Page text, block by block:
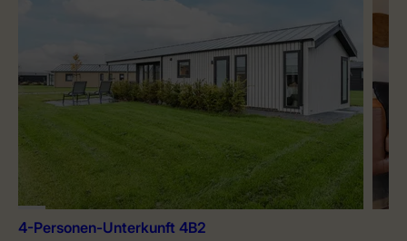
4-Personen-Unterkunft 4B2